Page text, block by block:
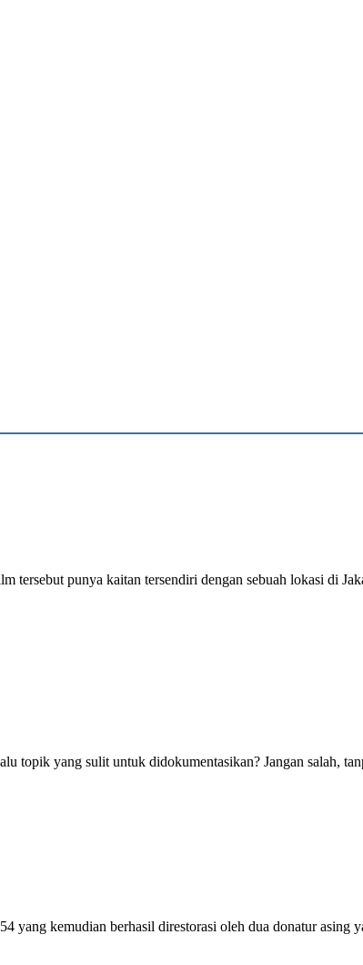
punya kaitan tersendiri dengan sebuah lokasi di
topik yang sulit untuk didokumentasikan? Jangan salah,
kemudian berhasil direstorasi oleh dua donatur